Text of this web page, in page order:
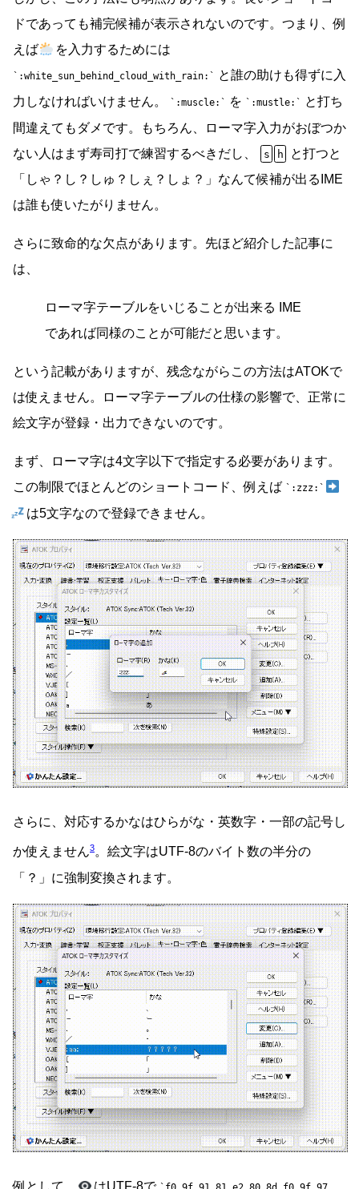
ドであっても補完候補が表示されないのです。つまり、例
えば
を入力するためには
:white_sun_behind_cloud_with_rain:
と誰の助けも得ずに入
力しなければいけません。
:muscle: を :mustle:
と打ち
間違えてもダメです。もちろん、ローマ字入力がおぼつか
ない人はまず寿司打で練習するべきだし、
s h
と打つと
「しゃ？し？しゅ？しぇ？しょ？」なんて候補が出るIME
は誰も使いたがりません。
さらに致命的な欠点があります。先ほど紹介した記事に
は、
ローマ字テーブルをいじることが出来る IME
であれば同様のことが可能だと思います。
という記載がありますが、残念ながらこの方法はATOKで
は使えません。ローマ字テーブルの仕様の影響で、正常に
絵文字が登録・出力できないのです。
まず、ローマ字は4文字以下で指定する必要があります。
この制限でほとんどのショートコード、例えば
:zzz:
は5文字なので登録できません。
さらに、対応するかなはひらがな・英数字・一部の記号し
か使えません3。絵文字はUTF-8のバイト数の半分の
「？」に強制変換されます。